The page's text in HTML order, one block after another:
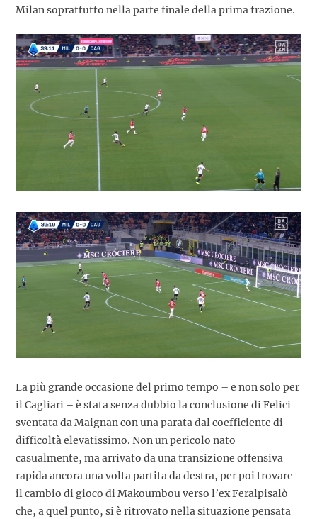
Milan soprattutto nella parte finale della prima frazione.
La più grande occasione del primo tempo – e non solo per
il Cagliari – è stata senza dubbio la conclusione di Felici
sventata da Maignan con una parata dal coefficiente di
difficoltà elevatissimo. Non un pericolo nato
casualmente, ma arrivato da una transizione offensiva
rapida ancora una volta partita da destra, per poi trovare
il cambio di gioco di Makoumbou verso l’ex Feralpisalò
che, a quel punto, si è ritrovato nella situazione pensata